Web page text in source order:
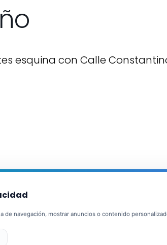
esquina con Calle
de navegación, mostrar anuncios o contenido